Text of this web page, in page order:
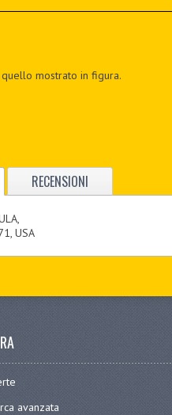
mostrato in figura.
RECENSIONI
USA
avanzata